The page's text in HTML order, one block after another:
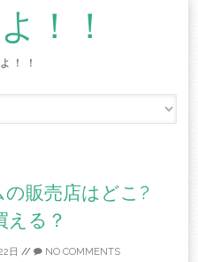
！！
！！
販売店はどこ?
える？
日 // NO COMMENTS